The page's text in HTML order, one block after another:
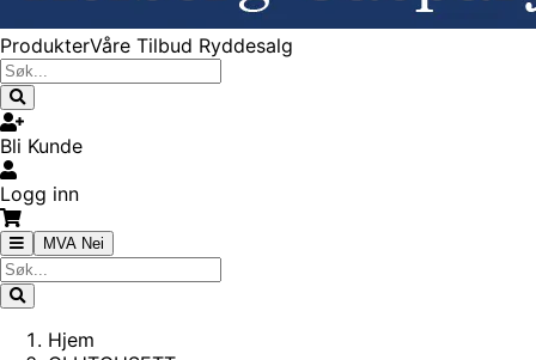
ProdukterVåre Tilbud Ryddesalg
Bli Kunde
Logg inn
MVA Nei
Hjem